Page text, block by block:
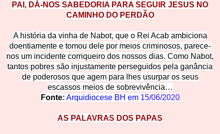
PAI, DÁ-NOS SABEDORIA PARA SEGUIR JESUS NO
CAMINHO DO PERDÃO
A história da vinha de Nabot, que o Rei Acab ambiciona
doentiamente e tomou dele por meios criminosos, parece-
nos um incidente corriqueiro dos nossos dias. Como Nabot,
tantos pobres são injustamente perseguidos pela ganância
de poderosos que agem para lhes usurpar os seus
escassos meios de sobrevivência…
Fonte: Arquidiocese BH em 15/06/2020
AS PALAVRAS DOS PAPAS